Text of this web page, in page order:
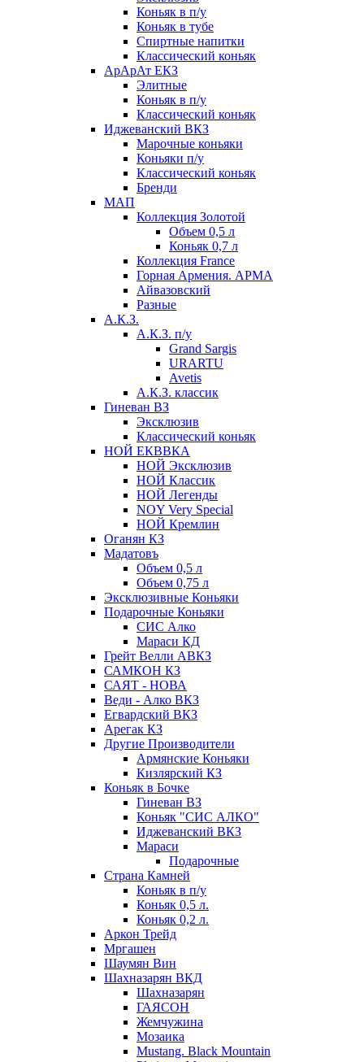
Коньяк в п/у
Коньяк в тубе
Спиртные напитки
Классический коньяк
АрАрАт ЕКЗ
Элитные
Коньяк в п/у
Классический коньяк
Иджеванский ВКЗ
Марочные коньяки
Коньяки п/у
Классический коньяк
Бренди
МАП
Коллекция Золотой
Объем 0,5 л
Коньяк 0,7 л
Коллекция France
Горная Армения. АРМА
Айвазовский
Разные
А.К.З.
А.К.З. п/у
Grand Sargis
URARTU
Avetis
А.К.З. классик
Гиневан ВЗ
Эксклюзив
Классический коньяк
НОЙ ЕКВВКА
НОЙ Эксклюзив
НОЙ Классик
НОЙ Легенды
NOY Very Speсial
НОЙ Кремлин
Оганян КЗ
Мадатовъ
Объем 0,5 л
Объем 0,75 л
Эксклюзивные Коньяки
Подарочные Коньяки
СИС Алко
Мараси КД
Грейт Велли АВКЗ
САМКОН КЗ
САЯТ - НОВА
Веди - Алко ВКЗ
Егвардский ВКЗ
Арегак КЗ
Другие Производители
Армянские Коньяки
Кизлярский КЗ
Коньяк в Бочке
Гиневан ВЗ
Коньяк "СИС АЛКО"
Иджеванский ВКЗ
Мараси
Подарочные
Страна Камней
Коньяк в п/у
Коньяк 0,5 л.
Коньяк 0,2 л.
Аркон Трейд
Мргашен
Шаумян Вин
Шахназарян ВКД
Шахназарян
ГАЯСОН
Жемчужина
Мозаика
Mustang. Black Mountain